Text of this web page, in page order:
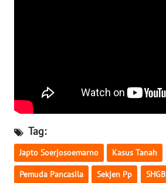
Tag:
Japto Soerjosoemarno Kasus Tanah
Pemuda Pancasila Sekjen Pp SHGB
WN
SULBAR
WN
BABEL